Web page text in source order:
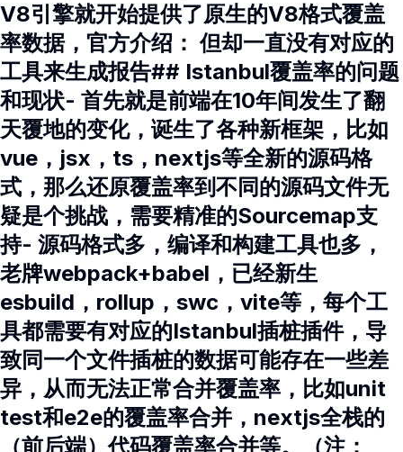
V8引擎就开始提供了原生的V8格式覆盖
率数据，官方介绍： 但却一直没有对应的
工具来生成报告## Istanbul覆盖率的问题
和现状- 首先就是前端在10年间发生了翻
天覆地的变化，诞生了各种新框架，比如
vue，jsx，ts，nextjs等全新的源码格
式，那么还原覆盖率到不同的源码文件无
疑是个挑战，需要精准的Sourcemap支
持- 源码格式多，编译和构建工具也多，
老牌webpack+babel，已经新生
esbuild，rollup，swc，vite等，每个工
具都需要有对应的Istanbul插桩插件，导
致同一个文件插桩的数据可能存在一些差
异，从而无法正常合并覆盖率，比如unit
test和e2e的覆盖率合并，nextjs全栈的
（前后端）代码覆盖率合并等。（注：